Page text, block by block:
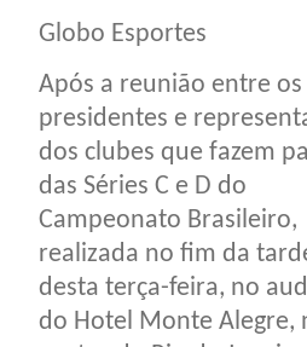
Globo Esportes
Após a reunião entre os
presidentes e
dos clubes que fazem
das Séries C e D do
Campeonato Brasileiro,
realizada no fim da
desta terça-feira, no
do Hotel Monte Alegre,